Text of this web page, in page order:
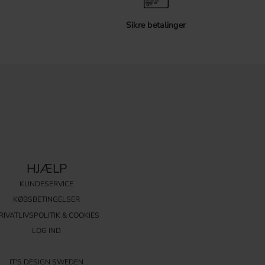
Sikre betalinger
HJÆLP
KUNDESERVICE
KØBSBETINGELSER
& COOKIES
LOG IND
IT'S DESIGN SWEDEN